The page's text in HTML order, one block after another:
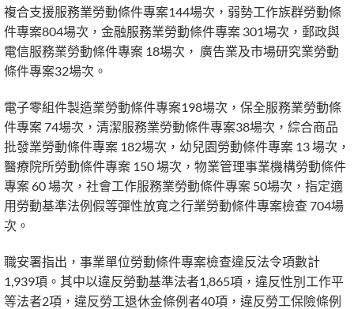
複合支援服務業勞動條件專案144場次，弱勢工作族群勞動條
件專案804場次，金融服務業勞動條件專案 301場次，郵政與
電信服務業勞動條件專案 18場次， 廣告業及市場研究業勞動
條件專案32場次。
電子零組件製造業勞動條件專案198場次，保全服務業勞動條
件專案 74場次，清潔服務業勞動條件專案38場次，綜合商品
批發業勞動條件專案 182場次，幼兒園勞動條件專案 13 場次，
醫療院所勞動條件專案 150 場次，物業管理事業機構勞動條件
專案 60 場次，社會工作服務業勞動條件專案 50場次，指定適
用勞動基準法例假等彈性放寬之行業勞動條件專案檢查 704場
次。
職安署指出，事業單位勞動條件專案檢查違反法令項數計
1,939項。其中以違反勞動基準法者1,865項，違反性別工作平
等法者2項，違反勞工退休金條例者40項，違反勞工保險條例